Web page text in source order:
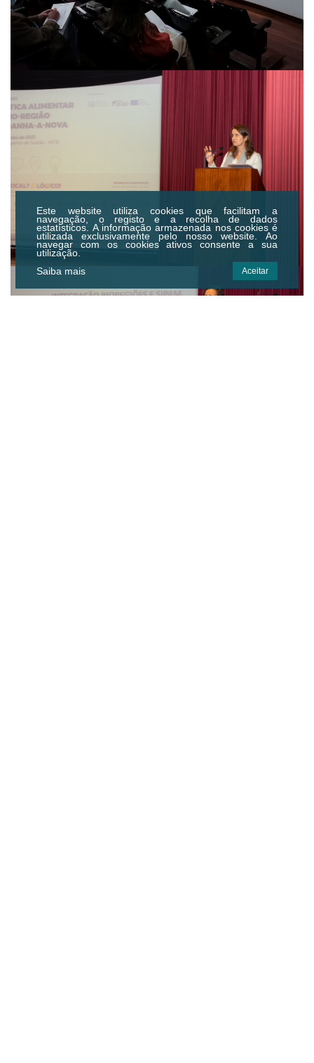
Este website utiliza cookies que facilitam a
navegação, o registo e a recolha de dados
estatísticos.A informação armazenada nos cookies é
utilizada exclusivamente pelo nosso website. Ao
navegar com os cookies ativos consente a sua
utilização.
Saiba mais
Aceitar